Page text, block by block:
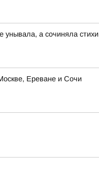
унывала, а сочиняла стихи
Ереване и Сочи